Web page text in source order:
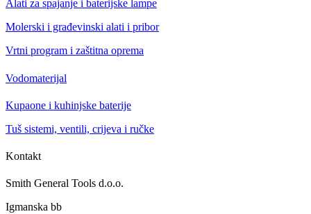
Alati za spajanje i baterijske lampe
Molerski i građevinski alati i pribor
Vrtni program i zaštitna oprema
Vodomaterijal
Kupaone i kuhinjske baterije
Tuš sistemi, ventili, crijeva i ručke
Kontakt
Smith General Tools d.o.o.
Igmanska bb